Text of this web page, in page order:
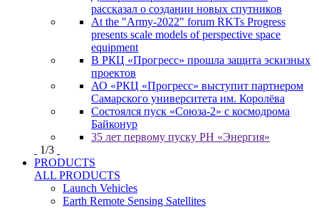
рассказал о создании новых спутников
At the "Army-2022" forum RKTs Progress
presents scale models of perspective space
equipment
В РКЦ «Прогресс» прошла защита эскизных
проектов
АО «РКЦ «Прогресс» выступит партнером
Самарского университета им. Королёва
Состоялся пуск «Союза-2» с космодрома
Байконур
35 лет первому пуску РН «Энергия»
1/3
PRODUCTS
ALL PRODUCTS
Launch Vehicles
Earth Remote Sensing Satellites